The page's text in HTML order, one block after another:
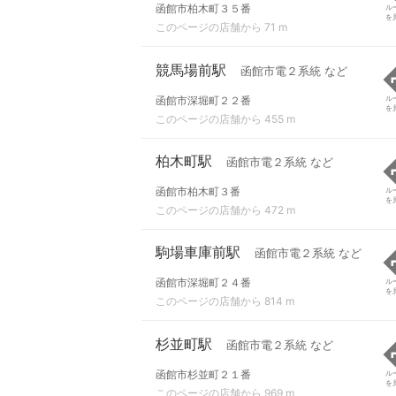
函館市柏木町３５番
このページの店舗から 71 m
ル
を
競馬場前駅 函館市電２系統 など
函館市深堀町２２番
このページの店舗から 455 m
ル
を
柏木町駅 函館市電２系統 など
函館市柏木町３番
このページの店舗から 472 m
ル
を
駒場車庫前駅 函館市電２系統 など
函館市深堀町２４番
このページの店舗から 814 m
ル
を
杉並町駅 函館市電２系統 など
函館市杉並町２１番
このページの店舗から 969 m
ル
を